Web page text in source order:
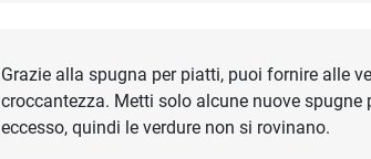
Grazie alla spugna per piatti, puoi fornire alle
croccantezza. Metti solo alcune nuove
eccesso, quindi le verdure non si rovinano.